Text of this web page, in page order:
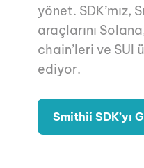
yönet. SDK’mız,
araçlarını
chain’leri ve SUI
ediyor.
Smithii SDK’yı